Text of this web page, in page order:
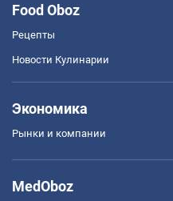
Food Oboz
Рецепты
Новости Кулинарии
Экономика
Рынки и компании
MedOboz